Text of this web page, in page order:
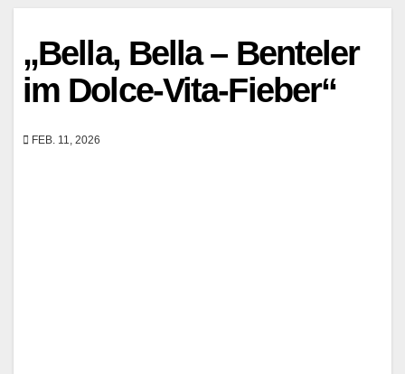
„Bella, Bella – Benteler
im Dolce-Vita-Fieber“
FEB. 11, 2026